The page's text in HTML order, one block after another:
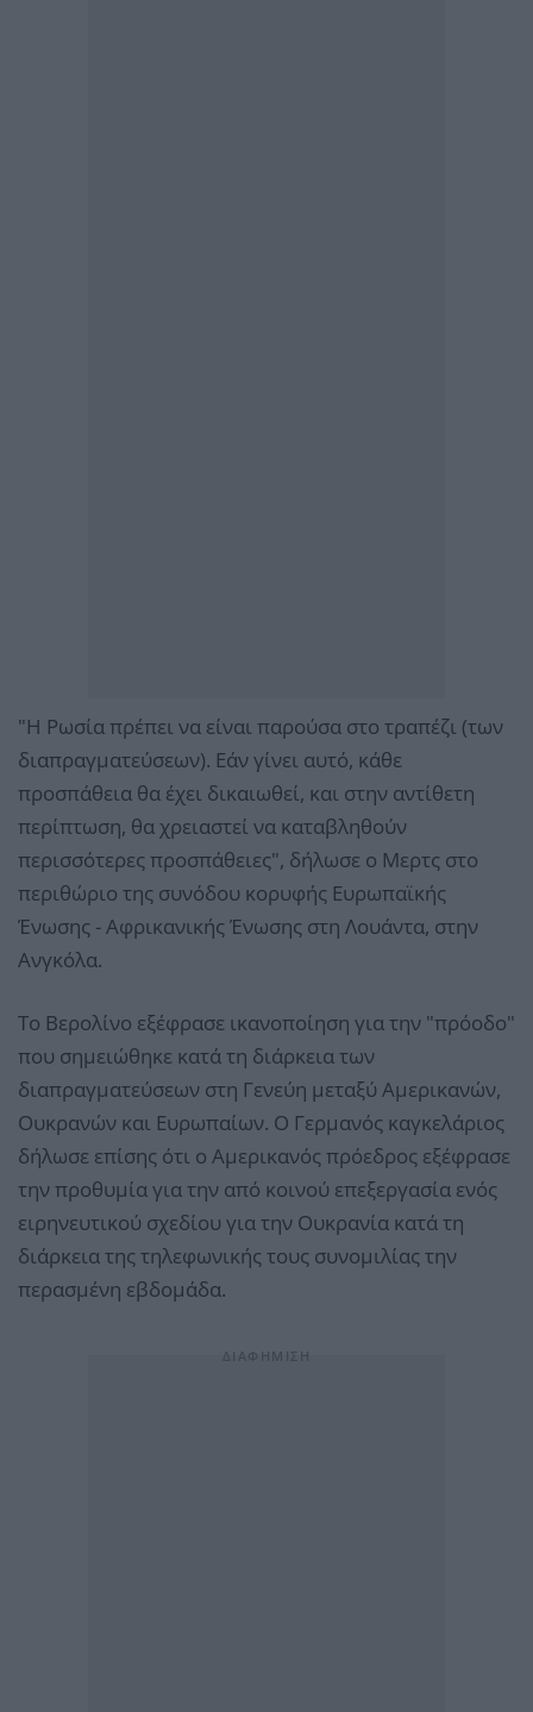
"Η Ρωσία πρέπει να είναι παρούσα στο τραπέζι (των
διαπραγματεύσεων). Εάν γίνει αυτό, κάθε
προσπάθεια θα έχει δικαιωθεί, και στην αντίθετη
περίπτωση, θα χρειαστεί να καταβληθούν
περισσότερες προσπάθειες", δήλωσε ο Μερτς στο
περιθώριο της συνόδου κορυφής Ευρωπαϊκής
Ένωσης - Αφρικανικής Ένωσης στη Λουάντα, στην
Ανγκόλα.
Το Βερολίνο εξέφρασε ικανοποίηση για την "πρόοδο"
που σημειώθηκε κατά τη διάρκεια των
διαπραγματεύσεων στη Γενεύη μεταξύ Αμερικανών,
Ουκρανών και Ευρωπαίων. Ο Γερμανός καγκελάριος
δήλωσε επίσης ότι ο Αμερικανός πρόεδρος εξέφρασε
την προθυμία για την από κοινού επεξεργασία ενός
ειρηνευτικού σχεδίου για την Ουκρανία κατά τη
διάρκεια της τηλεφωνικής τους συνομιλίας την
περασμένη εβδομάδα.